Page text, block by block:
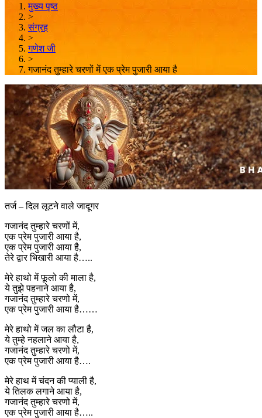
मुख्य पृष्ठ
>
संग्रह
>
गणेश जी
>
गजानंद तुम्हारे चरणों में एक प्रेम पुजारी आया है
तर्ज – दिल लूटने वाले जादूगर
गजानंद तुम्हारे चरणों में,
एक प्रेम पुजारी आया है,
एक प्रेम पुजारी आया है,
तेरे द्वार भिखारी आया है…..
मेरे हाथो में फूलो की माला है,
ये तुझे पहनाने आया है,
गजानंद तुम्हारे चरणो में,
एक प्रेम पुजारी आया है……
मेरे हाथो में जल का लौटा है,
ये तुम्हे नहलाने आया है,
गजानंद तुम्हारे चरणो में,
एक प्रेम पुजारी आया है….
मेरे हाथ में चंदन की प्याली है,
ये तिलक लगाने आया है,
गजानंद तुम्हारे चरणो में,
एक प्रेम पुजारी आया है…..